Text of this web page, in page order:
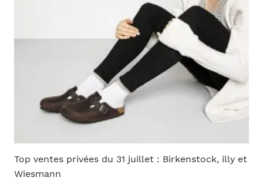
Top ventes privées du 31 juillet : Birkenstock, illy et
Wiesmann